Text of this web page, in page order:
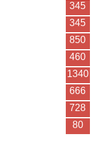
345
345
850
460
1340
666
728
80